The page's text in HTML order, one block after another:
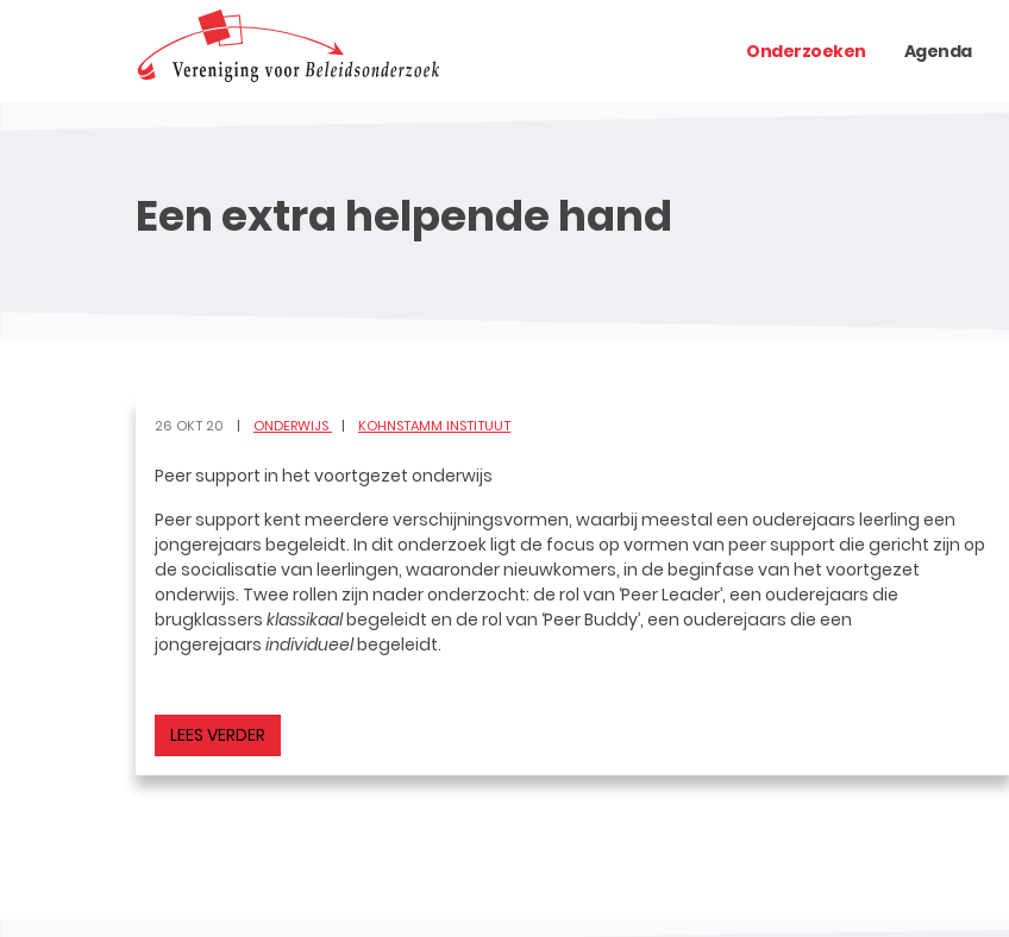
Onderzoeken Agenda
Een extra helpende hand
26 OKT 20 ONDERWIJS KOHNSTAMM INSTITUUT
Peer support in het voortgezet onderwijs
Peer support kent meerdere verschijningsvormen, waarbij meestal een ouderejaars leerling een
jongerejaars begeleidt. In dit onderzoek ligt de focus op vormen van peer support die gericht zijn op
de socialisatie van leerlingen, waaronder nieuwkomers, in de beginfase van het voortgezet
onderwijs. Twee rollen zijn nader onderzocht: de rol van ‘Peer Leader’, een ouderejaars die
brugklassers klassikaalbegeleidt en de rol van ‘Peer Buddy’, een ouderejaars die een
jongerejaars individueelbegeleidt.
LEES VERDER